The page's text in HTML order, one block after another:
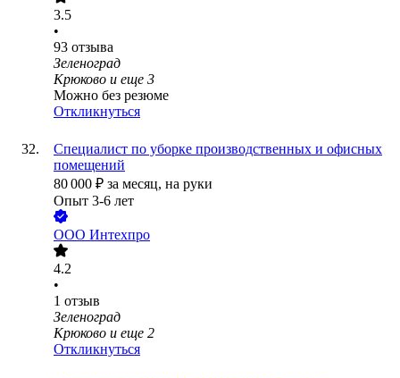
3.5
•
93 отзыва
Зеленоград
Крюково и еще 3
Можно без резюме
Откликнуться
Специалист по уборке производственных и офисных
помещений
80 000 ₽ за месяц, на руки
Опыт 3-6 лет
ООО Интехпро
4.2
•
1 отзыв
Зеленоград
Крюково и еще 2
Откликнуться